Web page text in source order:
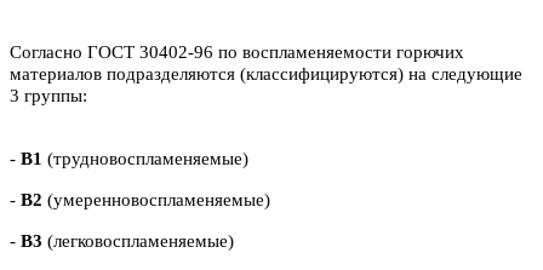
Согласно ГОСТ 30402-96 по воспламеняемости горючих
материалов подразделяются (классифицируются) на следующие
3 группы:
- В1 (трудновоспламеняемые)
- В2 (умеренновоспламеняемые)
- В3 (легковоспламеняемые)